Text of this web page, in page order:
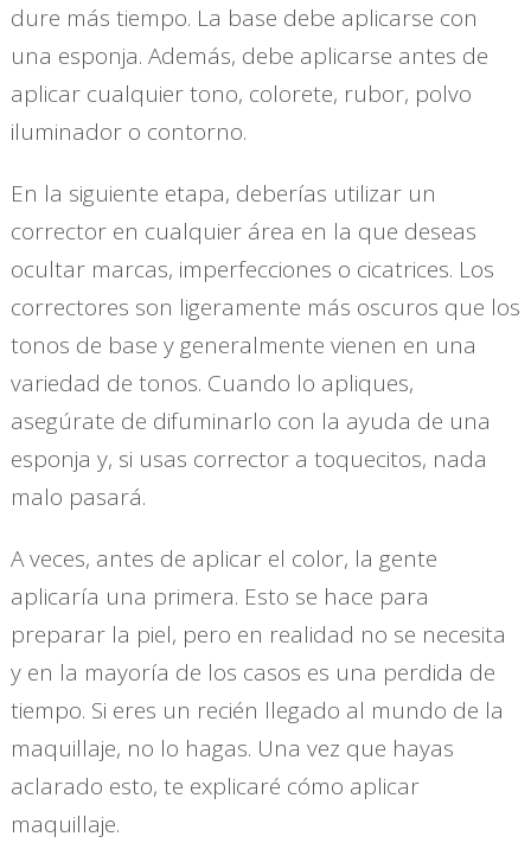
dure más tiempo. La base debe aplicarse con
una esponja. Además, debe aplicarse antes de
aplicar cualquier tono, colorete, rubor, polvo
iluminador o contorno.
En la siguiente etapa, deberías utilizar un
corrector en cualquier área en la que deseas
ocultar marcas, imperfecciones o cicatrices. Los
correctores son ligeramente más oscuros que los
tonos de base y generalmente vienen en una
variedad de tonos. Cuando lo apliques,
asegúrate de difuminarlo con la ayuda de una
esponja y, si usas corrector a toquecitos, nada
malo pasará.
A veces, antes de aplicar el color, la gente
aplicaría una primera. Esto se hace para
preparar la piel, pero en realidad no se necesita
y en la mayoría de los casos es una perdida de
tiempo. Si eres un recién llegado al mundo de la
maquillaje, no lo hagas. Una vez que hayas
aclarado esto, te explicaré cómo aplicar
maquillaje.